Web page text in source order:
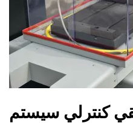
کنترلي سيستم